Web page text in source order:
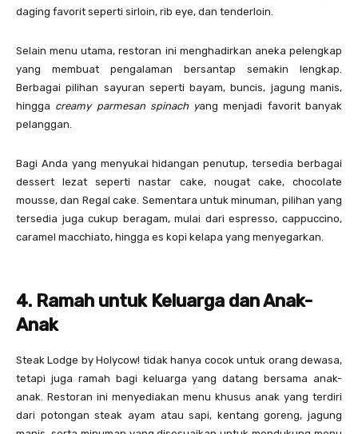
daging favorit seperti sirloin, rib eye, dan tenderloin.
Selain menu utama, restoran ini menghadirkan aneka pelengkap
yang membuat pengalaman bersantap semakin lengkap.
Berbagai pilihan sayuran seperti bayam, buncis, jagung manis,
hingga creamy parmesan spinach yang menjadi favorit banyak
pelanggan.
Bagi Anda yang menyukai hidangan penutup, tersedia berbagai
dessert lezat seperti nastar cake, nougat cake, chocolate
mousse, dan Regal cake. Sementara untuk minuman, pilihan yang
tersedia juga cukup beragam, mulai dari espresso, cappuccino,
caramel macchiato, hingga es kopi kelapa yang menyegarkan.
4. Ramah untuk Keluarga dan Anak-
Anak
Steak Lodge by Holycow! tidak hanya cocok untuk orang dewasa,
tetapi juga ramah bagi keluarga yang datang bersama anak-
anak. Restoran ini menyediakan menu khusus anak yang terdiri
dari potongan steak ayam atau sapi, kentang goreng, jagung